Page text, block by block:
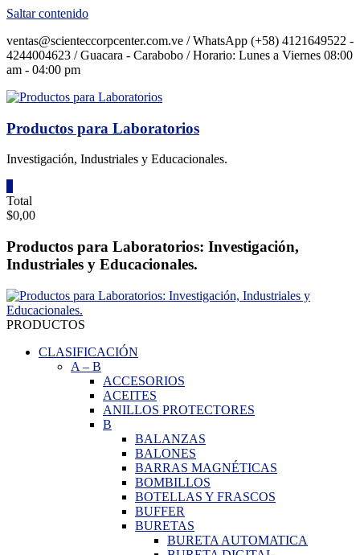
Saltar contenido
ventas@scienteccorpcenter.com.ve / WhatsApp (+58) 4121649522 -
4244004623 / Guacara - Carabobo / Horario: Lunes a Viernes 08:00
am - 04:00 pm
Productos para Laboratorios
Investigación, Industriales y Educacionales.
Total
$0,00
Productos para Laboratorios: Investigación,
Industriales y Educacionales.
PRODUCTOS
CLASIFICACIÓN
A – B
ACCESORIOS
ACEITES
ANILLOS PROTECTORES
B
BALANZAS
BALONES
BARRAS MAGNÉTICAS
BOMBILLOS
BOTELLAS Y FRASCOS
BUFFER
BURETAS
BURETA AUTOMATICA